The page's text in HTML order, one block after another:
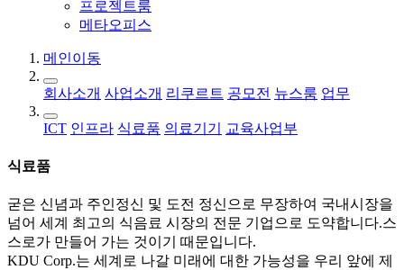
프로젝트룸
메타오피스
메인이동
회사소개 사업소개 리쿠르트 공모전 뉴스룸 업무
ICT 인프라 식료품 의료기기 교육사업부
식료품
굳은 신념과 주인정신 및 도전 정신으로 무장하여 국내시장을
넘어 세계 최고의 식음료 시장의 전문 기업으로 도약합니다.스
스로가 만들어 가는 것이기 때문입니다.
KDU Corp.는 세계로 나갈 미래에 대한 가능성을 우리 앞에 제